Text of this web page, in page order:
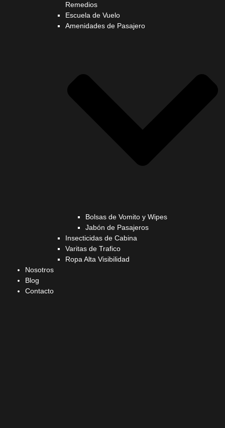
Remedios
Escuela de Vuelo
Amenidades de Pasajero
Bolsas de Vomito y Wipes
Jabón de Pasajeros
Insecticidas de Cabina
Varitas de Trafico
Ropa Alta Visibilidad
Nosotros
Blog
Contacto